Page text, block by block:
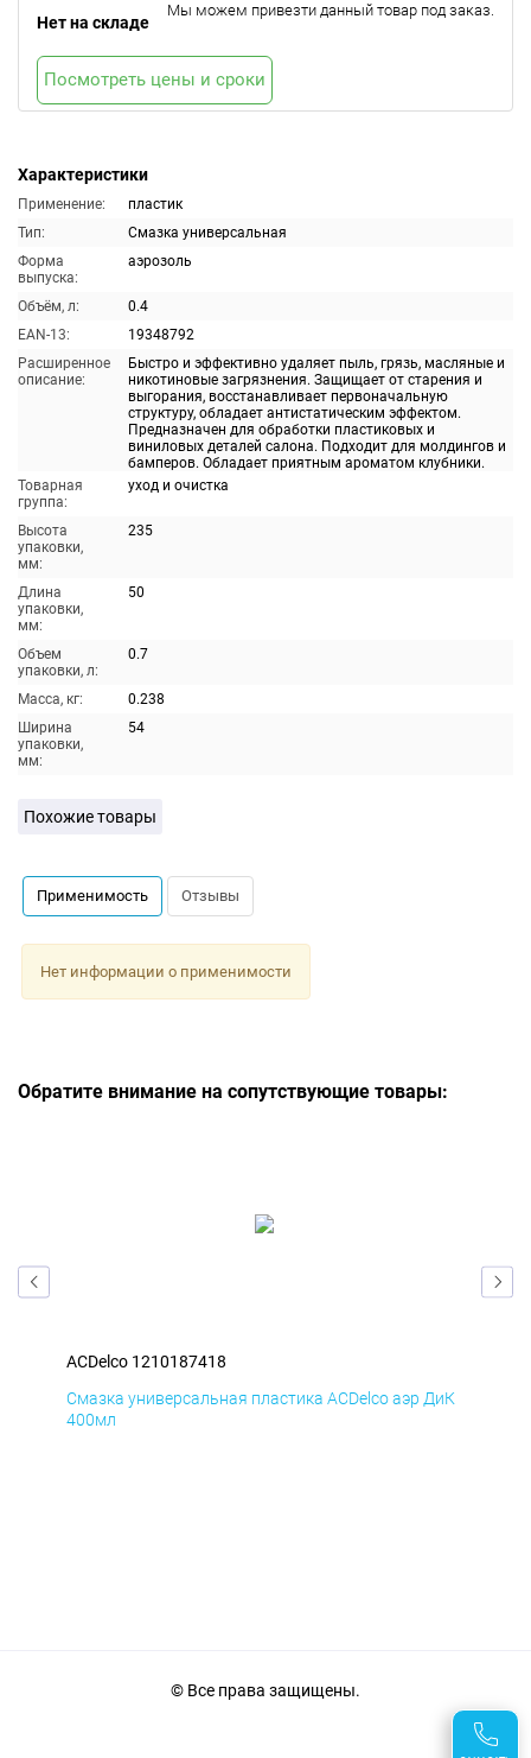
Характеристики
Применение:
пластик
Тип:
Смазка универсальная
Форма
выпуска:
аэрозоль
Объём, л:
0.4
EAN-13:
19348792
Расширенное
описание:
Быстро и эффективно удаляет пыль, грязь, масляные и
никотиновые загрязнения. Защищает от старения и
выгорания, восстанавливает первоначальную
структуру, обладает антистатическим эффектом.
Предназначен для обработки пластиковых и
виниловых деталей салона. Подходит для молдингов и
бамперов. Обладает приятным ароматом клубники.
Товарная
группа:
уход и очистка
Высота
упаковки,
мм:
235
Длина
упаковки,
мм:
50
Объем
упаковки, л:
0.7
Масса, кг:
0.238
Ширина
упаковки,
мм:
54
Нет на складе
Мы можем привезти данный товар под заказ.
Посмотреть цены и сроки
Похожие товары
Применимость Отзывы
Нет информации о применимости
Обратите внимание на сопутствующие товары:
ACDelco 1210187418
Смазка универсальная пластика ACDelco аэр ДиК
400мл
© Все права защищены.